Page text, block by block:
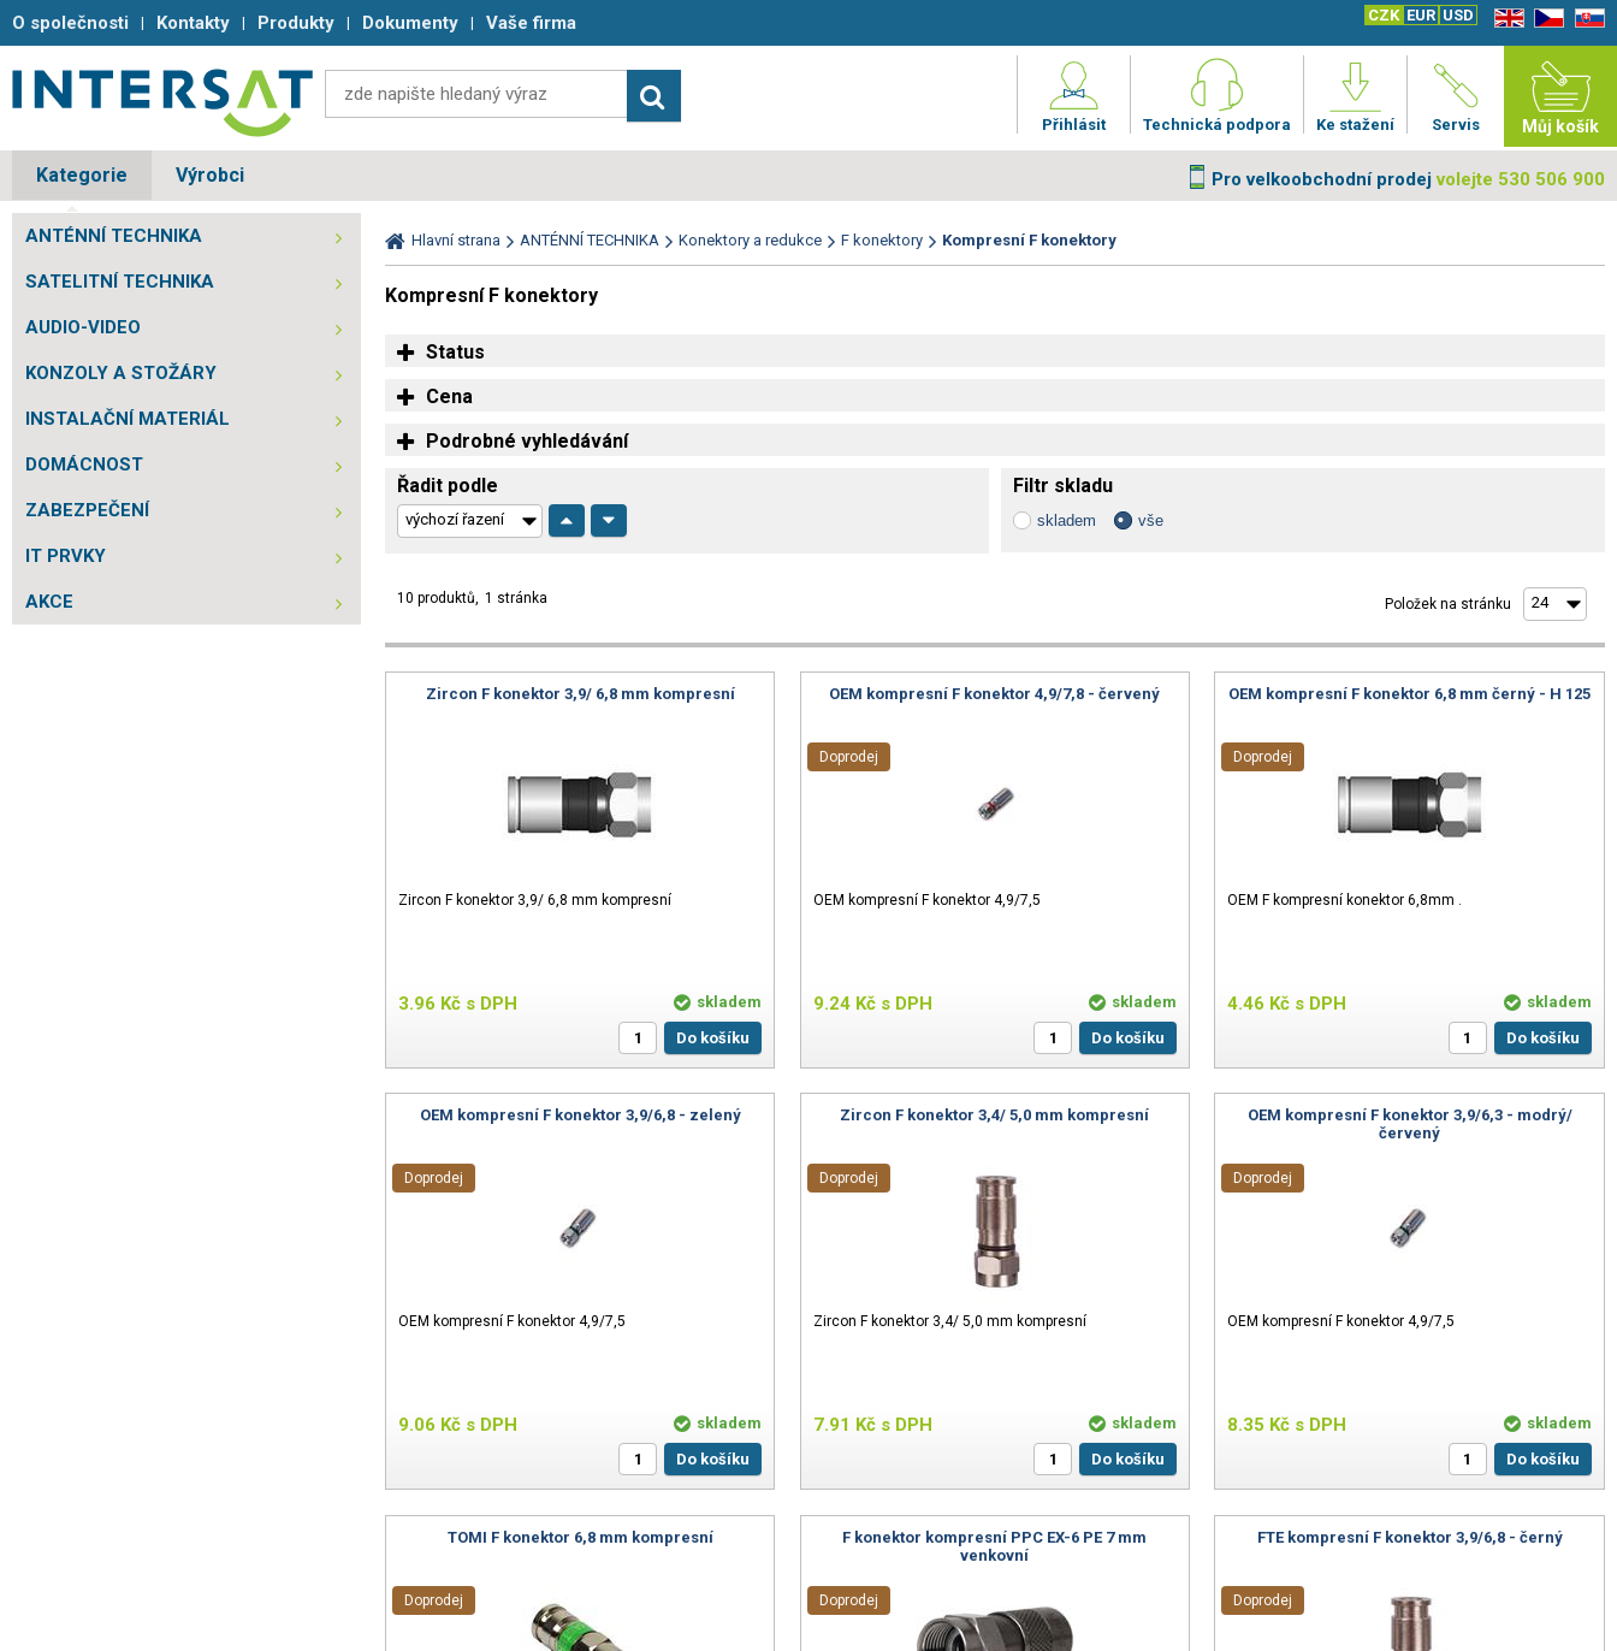
O společnosti Kontakty Produkty Dokumenty Vaše firma EN CZ SK
CZK EUR USD
Můj košík
Servis
Ke stažení
Technická podpora
Přihlásit
Kategorie Výrobci Pro velkoobchodní prodejvolejte 530 506 900
ANTÉNNÍ TECHNIKA
SATELITNÍ TECHNIKA
AUDIO-VIDEO
KONZOLY A STOŽÁRY
INSTALAČNÍ MATERIÁL
DOMÁCNOST
ZABEZPEČENÍ
IT PRVKY
AKCE
Hlavní strana ANTÉNNÍ TECHNIKA Konektory a redukce F konektory Kompresní F konektory
Kompresní F konektory
Status
Cena
Podrobné vyhledávání
Řadit podle
Filtr skladu
skladem vše
10 produktů 1 stránka Položek na stránku
Zircon F konektor 3,9/ 6,8 mm kompresní
Zircon F konektor 3,9/ 6,8 mm kompresní
3.96 Kč s DPH
skladem
Do košíku
OEM kompresní F konektor 4,9/7,8 - červený
OEM kompresní F konektor 4,9/7,5
9.24Kč s DPH
Doprodej
skladem
Do košíku
OEM kompresní F konektor 6,8 mm černý - H 125
OEM F kompresní konektor 6,8mm .
4.46 Kč s DPH
Doprodej
skladem
Do košíku
OEM kompresní F konektor 3,9/6,8 - zelený
OEM kompresní F konektor 4,9/7,5
9.06 Kč s DPH
Doprodej
skladem
Do košíku
Zircon F konektor 3,4/ 5,0 mm kompresní
Zircon F konektor 3,4/ 5,0 mm kompresní
7.91 Kč s DPH
Doprodej
skladem
Do košíku
OEM kompresní F konektor 3,9/6,3 - modrý/
červený
OEM kompresní F konektor 4,9/7,5
8.35 Kč s DPH
Doprodej
skladem
Do košíku
TOMI F konektor 6,8 mm kompresní
Doprodej
F konektor kompresní PPC EX-6 PE 7 mm
venkovní
Doprodej
FTE kompresní F konektor 3,9/6,8 - černý
Doprodej